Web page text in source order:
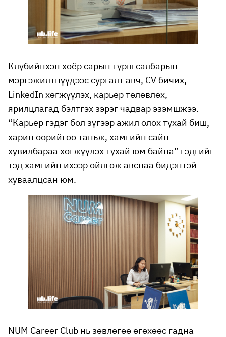
Клубийнхэн хоёр сарын турш салбарын
мэргэжилтнүүдээс сургалт авч, CV бичих,
LinkedIn хөгжүүлэх, карьер төлөвлөх,
ярилцлагад бэлтгэх зэрэг чадвар эзэмшжээ.
“Карьер гэдэг бол зүгээр ажил олох тухай биш,
харин өөрийгөө таньж, хамгийн сайн
хувилбараа хөгжүүлэх тухай юм байна” гэдгийг
тэд хамгийн ихээр ойлгож авснаа бидэнтэй
хуваалцсан юм.
NUM Career Club нь зөвлөгөө өгөхөөс гадна